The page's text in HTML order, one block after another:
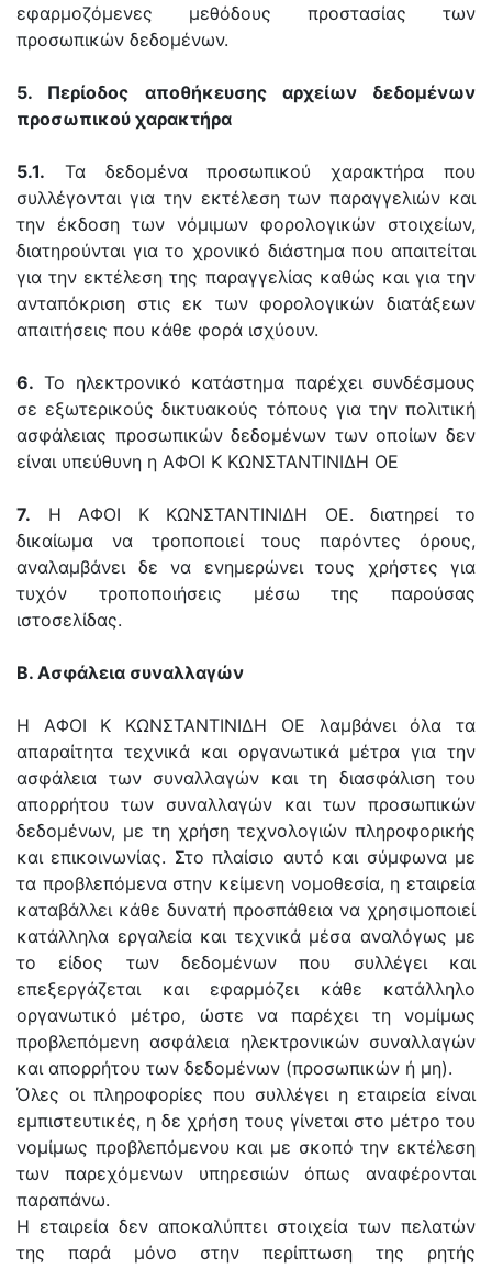
εφαρμοζόμενες μεθόδους προστασίας των
προσωπικών δεδομένων.
5. Περίοδος αποθήκευσης αρχείων δεδομένων
προσωπικού χαρακτήρα
5.1. Τα δεδομένα προσωπικού χαρακτήρα που
συλλέγονται για την εκτέλεση των παραγγελιών και
την έκδοση των νόμιμων φορολογικών στοιχείων,
διατηρούνται για το χρονικό διάστημα που απαιτείται
για την εκτέλεση της παραγγελίας καθώς και για την
ανταπόκριση στις εκ των φορολογικών διατάξεων
απαιτήσεις που κάθε φορά ισχύουν.
6. Το ηλεκτρονικό κατάστημα παρέχει συνδέσμους
σε εξωτερικούς δικτυακούς τόπους για την πολιτική
ασφάλειας προσωπικών δεδομένων των οποίων δεν
είναι υπεύθυνη η ΑΦΟΙ Κ ΚΩΝΣΤΑΝΤΙΝΙΔΗ ΟΕ
7. Η ΑΦΟΙ Κ ΚΩΝΣΤΑΝΤΙΝΙΔΗ ΟΕ. διατηρεί το
δικαίωμα να τροποποιεί τους παρόντες όρους,
αναλαμβάνει δε να ενημερώνει τους χρήστες για
τυχόν τροποποιήσεις μέσω της παρούσας
ιστοσελίδας.
Β. Ασφάλεια συναλλαγών
Η ΑΦΟΙ Κ ΚΩΝΣΤΑΝΤΙΝΙΔΗ ΟΕ λαμβάνει όλα τα
απαραίτητα τεχνικά και οργανωτικά μέτρα για την
ασφάλεια των συναλλαγών και τη διασφάλιση του
απορρήτου των συναλλαγών και των προσωπικών
δεδομένων, με τη χρήση τεχνολογιών πληροφορικής
και επικοινωνίας. Στο πλαίσιο αυτό και σύμφωνα με
τα προβλεπόμενα στην κείμενη νομοθεσία, η εταιρεία
καταβάλλει κάθε δυνατή προσπάθεια να χρησιμοποιεί
κατάλληλα εργαλεία και τεχνικά μέσα αναλόγως με
το είδος των δεδομένων που συλλέγει και
επεξεργάζεται και εφαρμόζει κάθε κατάλληλο
οργανωτικό μέτρο, ώστε να παρέχει τη νομίμως
προβλεπόμενη ασφάλεια ηλεκτρονικών συναλλαγών
και απορρήτου των δεδομένων (προσωπικών ή μη).
Όλες οι πληροφορίες που συλλέγει η εταιρεία είναι
εμπιστευτικές, η δε χρήση τους γίνεται στο μέτρο του
νομίμως προβλεπόμενου και με σκοπό την εκτέλεση
των παρεχόμενων υπηρεσιών όπως αναφέρονται
παραπάνω.
Η εταιρεία δεν αποκαλύπτει στοιχεία των πελατών
της παρά μόνο στην περίπτωση της ρητής